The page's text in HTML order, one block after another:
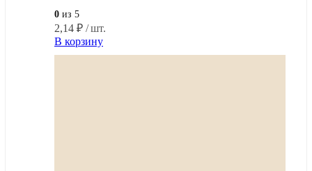
0 из 5
2,14 ₽ / шт.
В корзину